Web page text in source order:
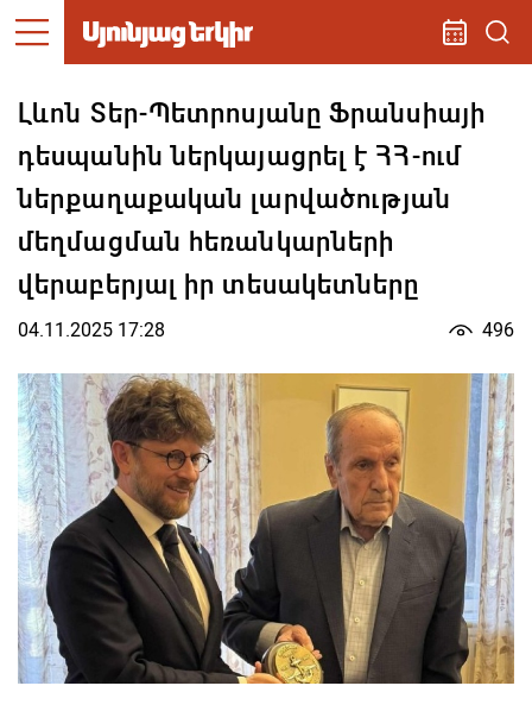
Լևոն Տեր-Պետրոսյանը Ֆրանսիայի
դեսպանին ներկայացրել է ՀՀ-ում
ներքաղաքական լարվածության
մեղմացման հեռանկարների
վերաբերյալ իր տեսակետները
04.11.2025 17:28 496